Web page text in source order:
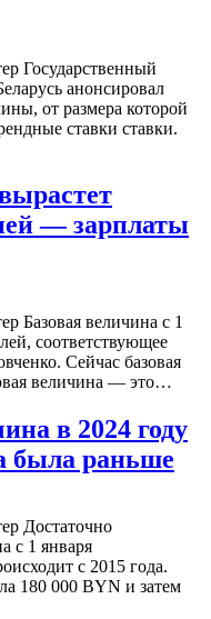
Государственный
анонсировал
от размера которой
ставки ставки.
— зарплаты
Базовая величина с 1
соответствующее
Сейчас базовая
величина — это…
в 2024 году
была раньше
Достаточно
с 1 января
с 2015 года.
180 000 BYN и затем